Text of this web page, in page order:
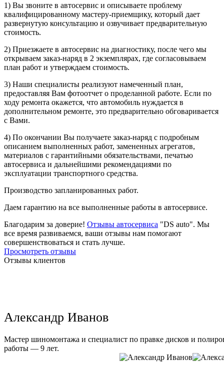
1) Вы звоните в автосервис и описываете проблему
квалифицированному мастеру-приемщику, который дает
развернутую консультацию и озвучивает предварительную
стоимость.
2) Приезжаете в автосервис на диагностику, после чего мы
открываем заказ-наряд в 2 экземплярах, где согласовываем
план работ и утверждаем стоимость.
3) Наши специалисты реализуют намеченный план,
предоставляя Вам фотоотчет о проделанной работе. Если по
ходу ремонта окажется, что автомобиль нуждается в
дополнительном ремонте, это предварительно обговаривается
с Вами.
4) По окончании Вы получаете заказ-наряд с подробным
описанием выполненных работ, замененных агрегатов,
материалов с гарантийными обязательствами, печатью
автосервиса и дальнейшими рекомендациями по
эксплуатации транспортного средства.
Производство запланированных работ.
Даем гарантию на все выполненные работы в автосервисе.
Благодарим за доверие! Отзывы автосервиса "DS auto". Мы
все время развиваемся, ваши отзывы нам помогают
совершенствоваться и стать лучше.
Просмотреть отзывы
Отзывы клиентов
Александр Иванов
Мастер шиномонтажа и специалист по правке дисков и
работы — 9 лет.